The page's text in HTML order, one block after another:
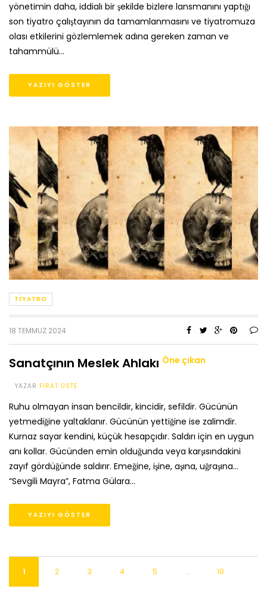
yönetimin daha, iddialı bir şekilde bizlere lansmanını yaptığı
son tiyatro çalıştayının da tamamlanmasını ve tiyatromuza
olası etkilerini gözlemlemek adına gereken zaman ve
tahammülü…
YAZIYI GÖSTER
TIYATRO
18 TEMMUZ 2024
Sanatçının Meslek Ahlakı Öne çıkan
YAZAR FIRAT ÜSTE
Ruhu olmayan insan bencildir, kincidir, sefildir. Gücünün
yetmediğine yaltaklanır. Gücünün yettiğine ise zalimdir.
Kurnaz sayar kendini, küçük hesapçıdır. Saldırı için en uygun
anı kollar. Gücünden emin olduğunda veya karşısındakini
zayıf gördüğünde saldırır. Emeğine, işine, aşına, uğraşına…
“Sevgili Mayra”, Fatma Gülara…
YAZIYI GÖSTER
1 2 3 4 5 ... 10